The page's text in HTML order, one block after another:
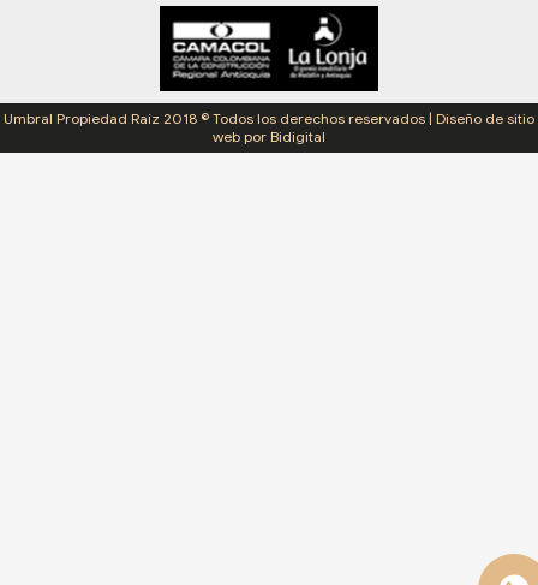
Umbral Propiedad Raíz 2018 © Todos los derechos reservados | Diseño de sitio
web por Bidigital